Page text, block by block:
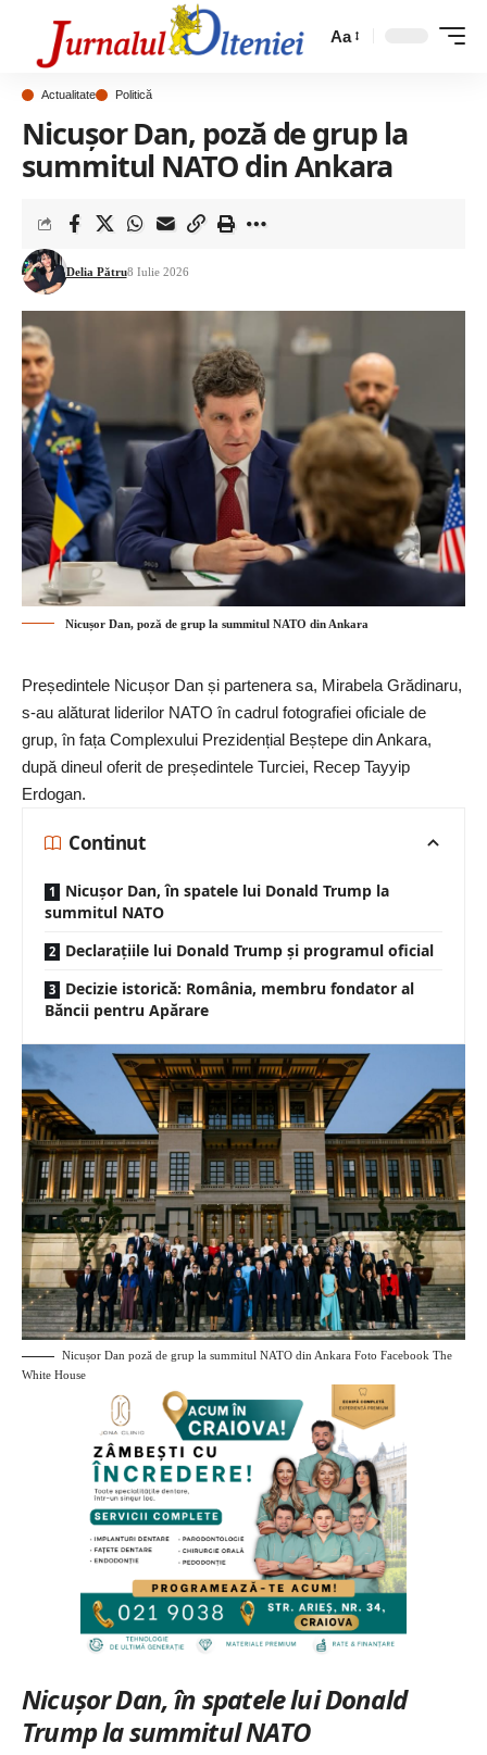
Aa
Actualitate Politică
Nicușor Dan, poză de grup la
summitul NATO din Ankara
Delia Pătru8 Iulie 2026
Nicușor Dan, poză de grup la summitul NATO din Ankara
Președintele Nicușor Dan și partenera sa, Mirabela Grădinaru,
s-au alăturat liderilor NATO în cadrul fotografiei oficiale de
grup, în fața Complexului Prezidențial Beștepe din Ankara,
după dineul oferit de președintele Turciei, Recep Tayyip
Erdogan.
Continut
Nicușor Dan, în spatele lui Donald Trump la
summitul NATO
Declarațiile lui Donald Trump și programul oficial
Decizie istorică: România, membru fondator al
Băncii pentru Apărare
Nicușor Dan poză de grup la summitul NATO din Ankara Foto Facebook The
White House
Nicușor Dan, în spatele lui Donald
Trump la summitul NATO